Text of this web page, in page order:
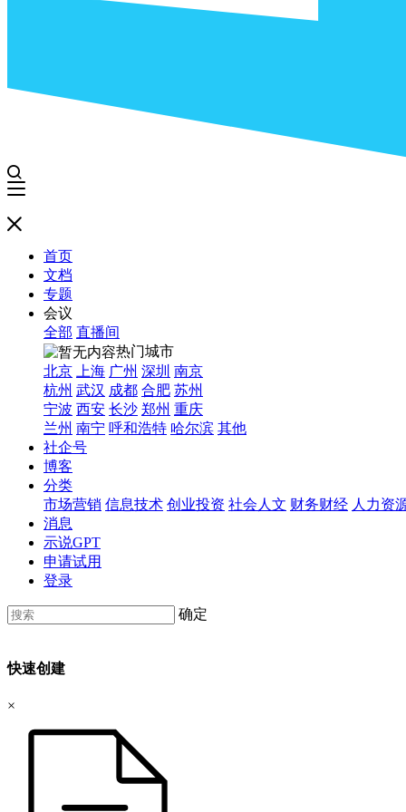
首页
文档
专题
会议
全部 直播间
热门城市
北京
上海 广州 深圳 南京
杭州 武汉 成都 合肥 苏州
宁波 西安 长沙 郑州 重庆
兰州 南宁 呼和浩特 哈尔滨 其他
社企号
博客
分类
市场营销 信息技术 创业投资 社会人文 财务财经 人力资
消息
示说GPT
申请试用
登录
确定
快速创建
×